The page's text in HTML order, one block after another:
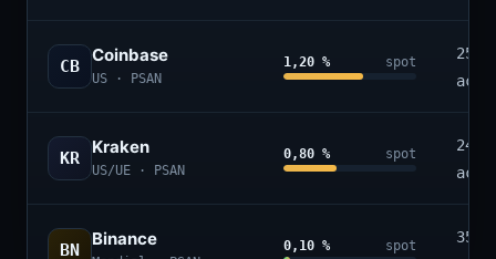
CB
Coinbase
US · PSAN
1,20 % spot
250+
KR
Kraken
US/UE · PSAN
0,80 % spot
240+
BN
Binance 0,10 % spot
350+